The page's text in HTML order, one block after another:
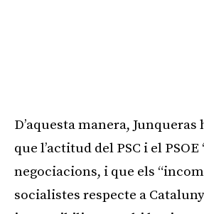
D’aquesta manera,
que l’actitud del PSC i el
negociacions, i que els
socialistes respecte a